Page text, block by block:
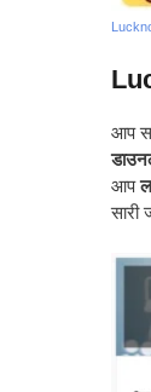
आप
आप
सारी